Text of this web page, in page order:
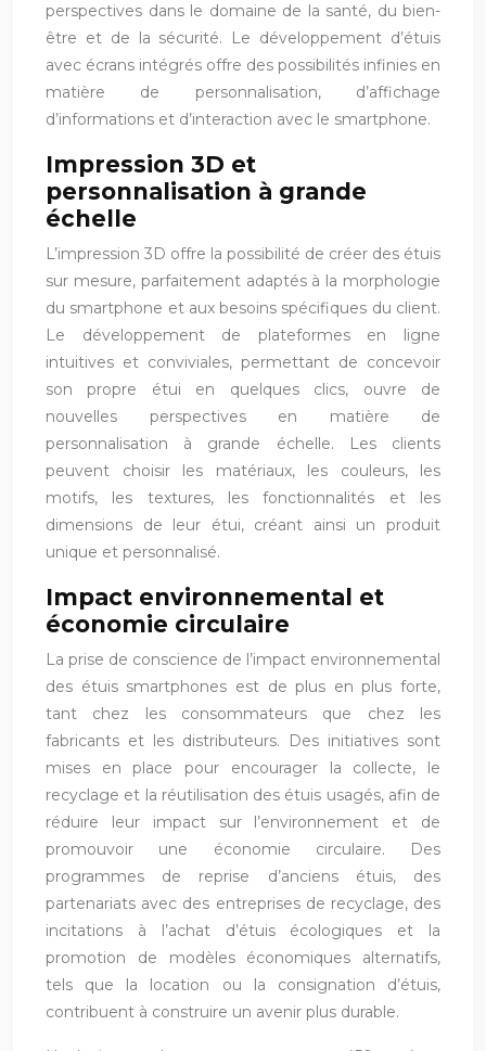
perspectives dans le domaine de la santé, du bien-
être et de la sécurité. Le développement d’étuis
avec écrans intégrés offre des possibilités infinies en
matière de personnalisation, d’affichage
d’informations et d’interaction avec le smartphone.
Impression 3D et
personnalisation à grande
échelle
L’impression 3D offre la possibilité de créer des étuis
sur mesure, parfaitement adaptés à la morphologie
du smartphone et aux besoins spécifiques du client.
Le développement de plateformes en ligne
intuitives et conviviales, permettant de concevoir
son propre étui en quelques clics, ouvre de
nouvelles perspectives en matière de
personnalisation à grande échelle. Les clients
peuvent choisir les matériaux, les couleurs, les
motifs, les textures, les fonctionnalités et les
dimensions de leur étui, créant ainsi un produit
unique et personnalisé.
Impact environnemental et
économie circulaire
La prise de conscience de l’impact environnemental
des étuis smartphones est de plus en plus forte,
tant chez les consommateurs que chez les
fabricants et les distributeurs. Des initiatives sont
mises en place pour encourager la collecte, le
recyclage et la réutilisation des étuis usagés, afin de
réduire leur impact sur l’environnement et de
promouvoir une économie circulaire. Des
programmes de reprise d’anciens étuis, des
partenariats avec des entreprises de recyclage, des
incitations à l’achat d’étuis écologiques et la
promotion de modèles économiques alternatifs,
tels que la location ou la consignation d’étuis,
contribuent à construire un avenir plus durable.